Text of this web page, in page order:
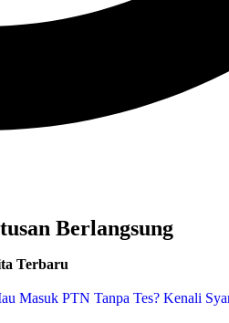
Berlangsung
Terbaru